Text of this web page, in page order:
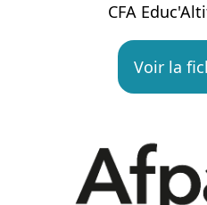
CFA
Voir la